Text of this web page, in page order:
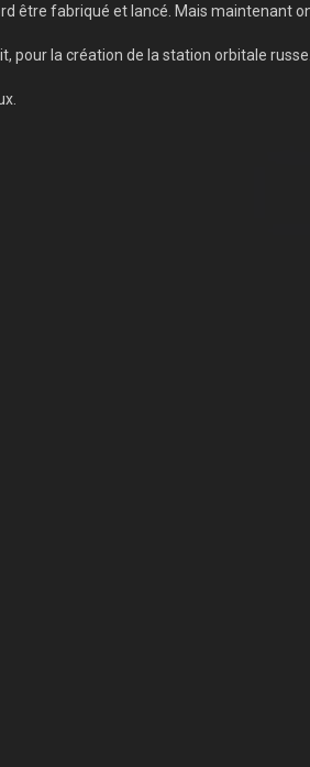
être fabriqué et lancé. Mais maintenant
la création de la station orbitale